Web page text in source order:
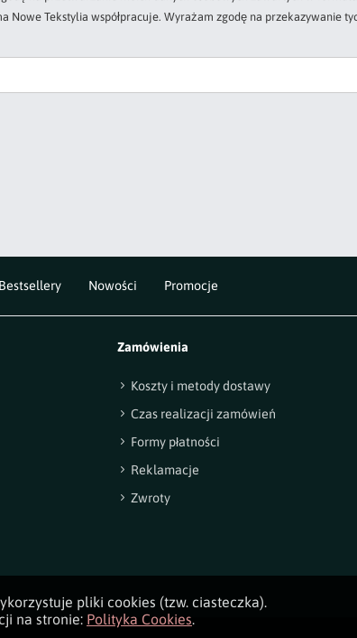
Tekstylia współpracuje. Wyrażam zgodę na przekazywanie
Bestsellery Nowości Promocje
Zamówienia
Koszty i metody dostawy
Czas realizacji zamówień
Formy płatności
Reklamacje
Zwroty
pliki cookies (tzw. ciasteczka).
na stronie: Polityka Cookies.